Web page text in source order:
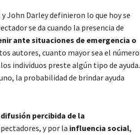
John Darley definieron lo que hoy se
se da cuando la presencia de
ante situaciones de emergencia o
autores, cuanto mayor sea el número
individuos preste algún tipo de ayuda.
la probabilidad de brindar ayuda
difusión percibida de la
y por la influencia social,